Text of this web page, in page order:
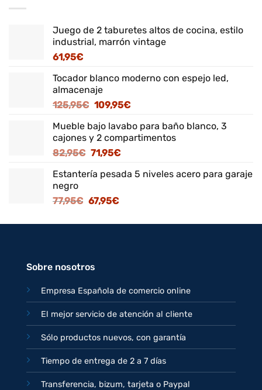
Juego de 2 taburetes altos de cocina, estilo
industrial, marrón vintage
61,95€
Tocador blanco moderno con espejo led,
almacenaje
125,95€ El
original
era:
125,95€.
109,95€El
actual
es:
Mueble bajo lavabo para baño blanco, 3
cajones y 2 compartimentos
82,95€ El
original
82,95€.
71,95€El
actual
Estantería pesada 5 niveles acero para garaje
negro
77,95€ El
original
67,95€El
actual
Sobre nosotros
Empresa Española de comercio online
El mejor servicio de atención al cliente
Sólo productos nuevos, con garantía
Tiempo de entrega de 2 a 7 días
Transferencia, bizum, tarjeta o Paypal